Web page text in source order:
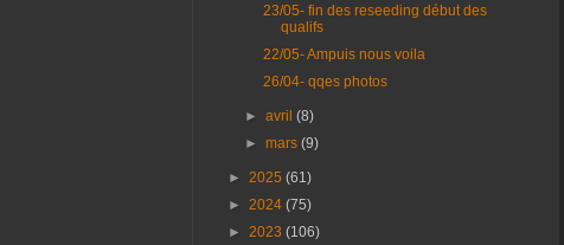
23/05- fin des reseeding début des
qualifs
22/05- Ampuis nous voila
26/04- qqes photos
►avril(8)
►mars(9)
► 2025 (61)
► 2024 (75)
► 2023 (106)